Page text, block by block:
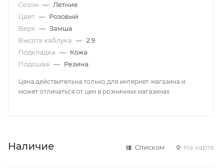
Сезон — Летние
Цвет — Розовый
Верх — Замша
Высота каблука — 2.9
Подкладка — Кожа
Подошва — Резина
Цена действительна только для интернет-магазина и
может отличаться от цен в розничных магазинах
Наличие Списком На карте